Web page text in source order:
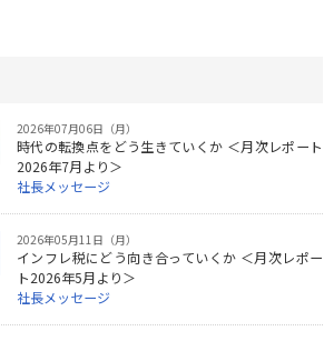
2026年07月06日（月）
時代の転換点をどう生きていくか ＜月次レポート
2026年7月より＞
社長メッセージ
2026年05月11日（月）
インフレ税にどう向き合っていくか ＜月次レポー
ト2026年5月より＞
社長メッセージ